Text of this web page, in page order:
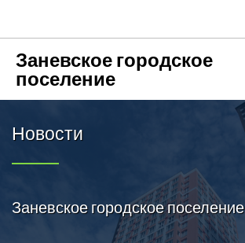
Заневское городское
поселение
Новости
Заневское городское поселение